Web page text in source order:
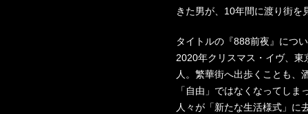
きた男が、10年間に渡り街を
タイトルの『888前夜』につ
2020年クリスマス・イヴ、
人。繁華街へ出歩くことも、
「自由」ではなくなってしま
人々が「新たな生活様式」に